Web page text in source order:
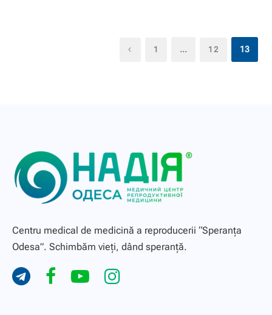
1 … 12 13
Centru medical de medicină a reproducerii “Speranţa
Odesa”. Schimbăm vieți, dând speranță.